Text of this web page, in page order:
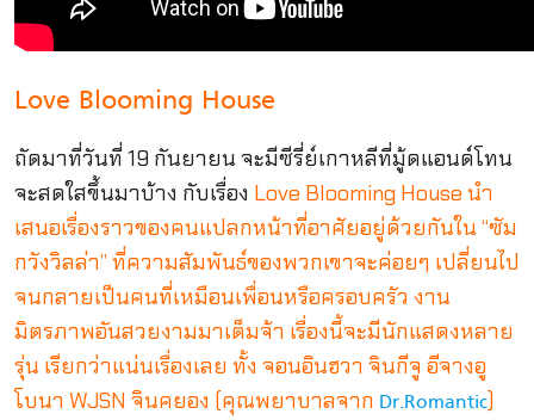
Love Blooming House
ถัดมาที่วันที่ 19 กันยายน จะมีซีรี่ย์เกาหลีที่มู้ดแอนด์โทน
จะสดใสขึ้นมาบ้าง กับเรื่อง Love Blooming House นำ
เสนอเรื่องราวของคนแปลกหน้าที่อาศัยอยู่ด้วยกันใน “ซัม
กวังวิลล่า” ที่ความสัมพันธ์ของพวกเขาจะค่อยๆ เปลี่ยนไป
จนกลายเป็นคนที่เหมือนเพื่อนหรือครอบครัว งาน
มิตรภาพอันสวยงามมาเต็มจ้า เรื่องนี้จะมีนักแสดงหลาย
รุ่น เรียกว่าแน่นเรื่องเลย ทั้ง จอนอินฮวา จินกีจู อีจางอู
โบนา WJSN จินคยอง (คุณพยาบาลจาก Dr.Romantic)